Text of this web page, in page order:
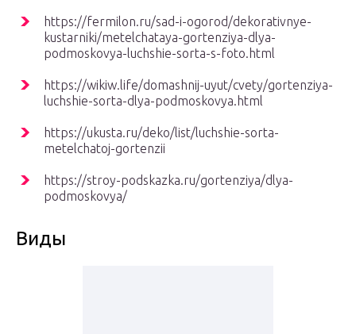
https://fermilon.ru/sad-i-ogorod/dekorativnye-
kustarniki/metelchataya-gortenziya-dlya-
podmoskovya-luchshie-sorta-s-foto.html
https://wikiw.life/domashnij-uyut/cvety/gortenziya-
luchshie-sorta-dlya-podmoskovya.html
https://ukusta.ru/deko/list/luchshie-sorta-
metelchatoj-gortenzii
https://stroy-podskazka.ru/gortenziya/dlya-
podmoskovya/
Виды